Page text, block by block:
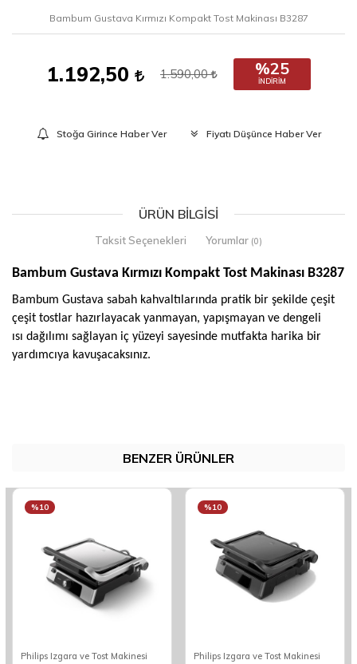
Bambum Gustava Kırmızı Kompakt Tost Makinası B3287
1.192,50 1.590,00 %25
İNDIRIM
Stoğa Girince Haber Ver Fiyatı Düşünce Haber Ver
ÜRÜN BILGISI
Taksit Seçenekleri Yorumlar (0)
Bambum Gustava Kırmızı Kompakt Tost Makinası B3287
Bambum Gustava sabah kahvaltılarında pratik bir şekilde çeşit
çeşit tostlar hazırlayacak yanmayan, yapışmayan ve dengeli
ısı dağılımı sağlayan iç yüzeyi sayesinde mutfakta harika bir
yardımcıya kavuşacaksınız.
BENZER ÜRÜNLER
Philips Izgara ve Tost Makinesi
%10
Philips Izgara ve Tost Makinesi
%10